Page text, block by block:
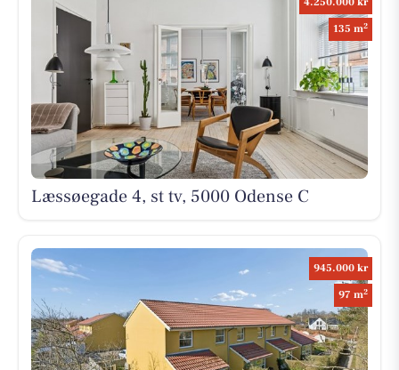
135 m2
Læssøegade 4, st tv, 5000 Odense C
945.000 kr
97 m2